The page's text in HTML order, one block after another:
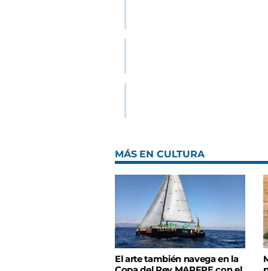
MÁS EN CULTURA
El arte también navega en la